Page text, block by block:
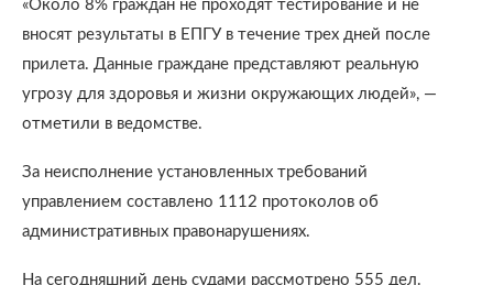
«Около 8% граждан не проходят тестирование и не
вносят результаты в ЕПГУ в течение трех дней после
прилета. Данные граждане представляют реальную
угрозу для здоровья и жизни окружающих людей», —
отметили в ведомстве.
За неисполнение установленных требований
управлением составлено 1112 протоколов об
административных правонарушениях.
На сегодняшний день судами рассмотрено 555 дел.